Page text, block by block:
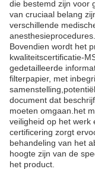
die bestemd zijn voor
van cruciaal belang
verschillende
anesthesieprocedures.
Bovendien wordt het
kwaliteitscertificatie-
gedetailleerde
filterpapier, met
document dat
moeten omgaan.het
veiligheid op het werk
certificering zorgt
behandeling van het
hoogte zijn van de
het product.